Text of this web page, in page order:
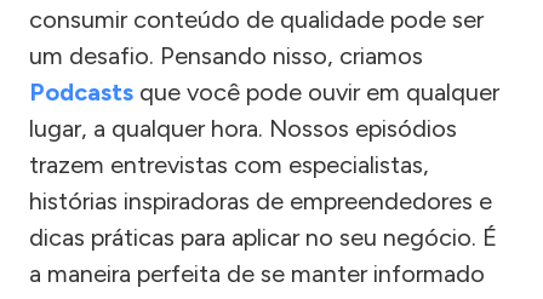
consumir conteúdo de qualidade pode ser
um desafio. Pensando nisso, criamos
Podcasts que você pode ouvir em qualquer
lugar, a qualquer hora. Nossos episódios
trazem entrevistas com especialistas,
histórias inspiradoras de empreendedores e
dicas práticas para aplicar no seu negócio. É
a maneira perfeita de se manter informado